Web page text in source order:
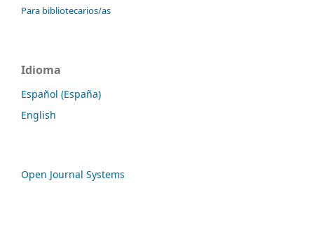
Para bibliotecarios/as
Idioma
Español (España)
English
Open Journal Systems